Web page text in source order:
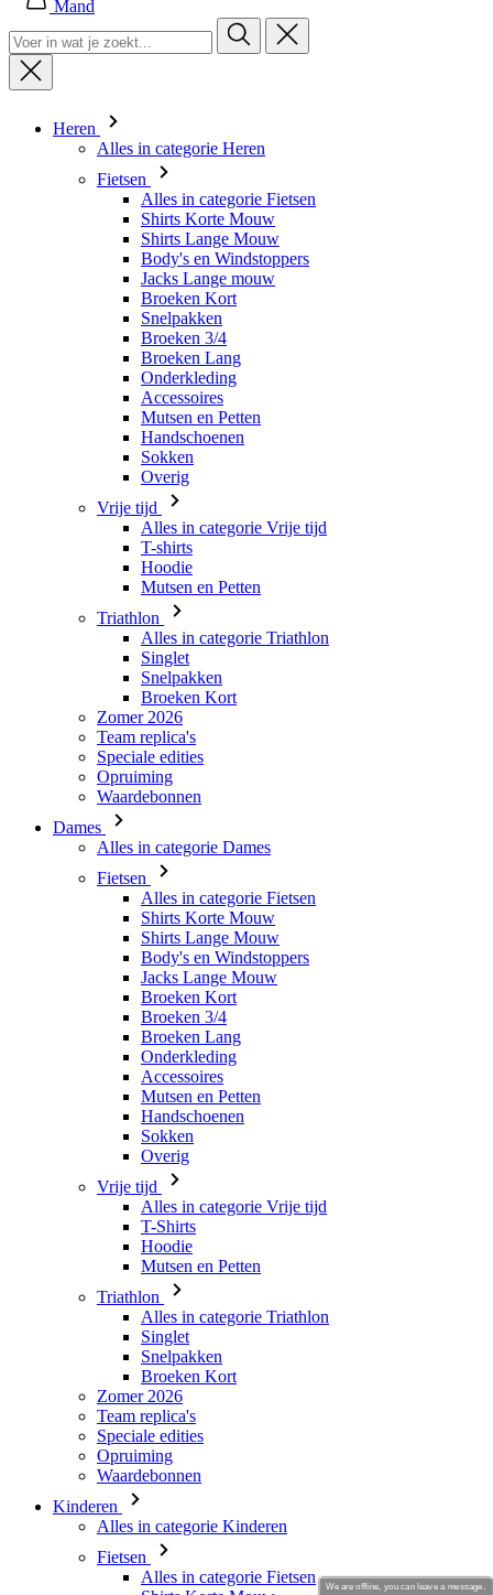
Heren
Alles in categorie Heren
Shirts Lange Mouw
Body's en Windstoppers
Jacks Lange mouw
Broeken Kort
Snelpakken
Broeken 3/4
Broeken Lang
Onderkleding
Accessoires
Mutsen en Petten
Handschoenen
Sokken
Overig
Vrije tijd
Alles in categorie Vrije tijd
T-shirts
Hoodie
Mutsen en Petten
Triathlon
Alles in categorie Triathlon
Singlet
Snelpakken
Broeken Kort
Zomer 2026
Team replica's
Speciale edities
Opruiming
Waardebonnen
Dames
Alles in categorie Dames
Fietsen
Alles in categorie Fietsen
Shirts Lange Mouw
Body's en Windstoppers
Jacks Lange Mouw
Broeken Kort
Broeken 3/4
Broeken Lang
Onderkleding
Accessoires
Mutsen en Petten
Handschoenen
Sokken
Overig
Vrije tijd
Alles in categorie Vrije tijd
T-Shirts
Hoodie
Mutsen en Petten
Triathlon
Alles in categorie Triathlon
Singlet
Snelpakken
Broeken Kort
Zomer 2026
Team replica's
Speciale edities
Opruiming
Waardebonnen
Kinderen
Alles in categorie Kinderen
Fietsen
Alles in categorie Fietsen
Shirts Lange Mouw
Jacks Lange Mouw
Broeken Kort
Broeken Lang
We are offline, you can leave a message.